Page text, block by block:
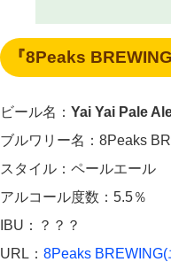
『8Peaks
ビール名： Yai Yai Pale
ブルワリー名：8Peaks
スタイル：ペールエール
アルコール度数：5.5％
IBU：？？？
URL： 8Peaks